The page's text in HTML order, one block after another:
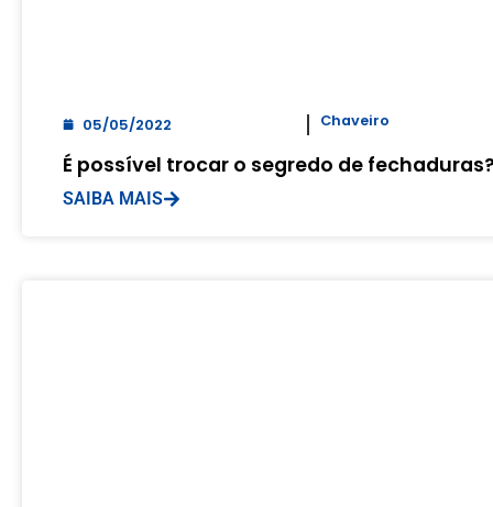
05/05/2022 Chaveiro
É possível trocar o segredo de
SAIBA MAIS